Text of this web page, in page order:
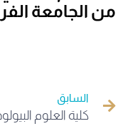
من الجامعة
السابق